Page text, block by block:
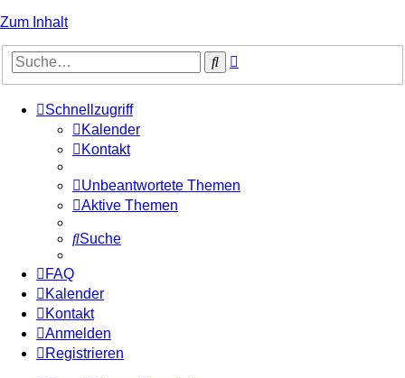
Zum Inhalt
Suche
Schnellzugriff
Kalender
Kontakt
Unbeantwortete Themen
Aktive Themen
Suche
FAQ
Kalender
Kontakt
Anmelden
Registrieren